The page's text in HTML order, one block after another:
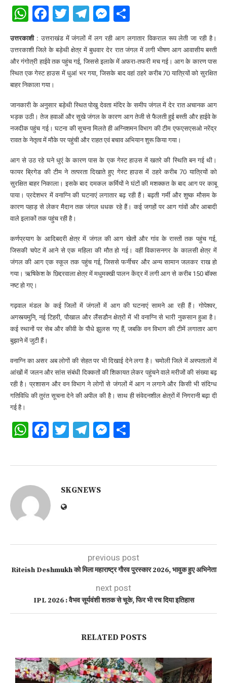
WhatsApp
Facebook
Twitter
Telegram
Messenger
उत्तरकाशी : उत्तराखंड में जंगलों में लग रही आग लगातार विकराल रूप लेती जा रही है।
उत्तरकाशी जिले के बड़ेथी क्षेत्र में बुधवार देर रात जंगल में लगी भीषण आग आवासीय बस्ती
और गंगोत्री हाईवे तक पहुंच गई, जिससे इलाके में अफरा-तफरी मच गई। आग के कारण पास
स्थित एक गेस्ट हाउस में धुआं भर गया, जिसके बाद वहां ठहरे करीब 70 यात्रियों को सुरक्षित
बाहर निकाला गया।
जानकारी के अनुसार बड़ेथी स्थित पोखु देवता मंदिर के समीप जंगल में देर रात अचानक आग
भड़क उठी। तेज हवाओं और सूखे जंगल के कारण आग तेजी से फैलती हुई बस्ती और हाईवे के
नजदीक पहुंच गई। घटना की सूचना मिलते ही अग्निशमन विभाग की टीम एफएसएसओ नरेंद्र
रावत के नेतृत्व में मौके पर पहुंची और राहत एवं बचाव अभियान शुरू किया गया।
आग से उठ रहे घने धुएं के कारण पास के एक गेस्ट हाउस में खतरे की स्थिति बन गई थी।
फायर ब्रिगेड की टीम ने तत्परता दिखाते हुए गेस्ट हाउस में ठहरे करीब 70 यात्रियों को
सुरक्षित बाहर निकाला। इसके बाद दमकल कर्मियों ने घंटों की मशक्कत के बाद आग पर काबू
पाया। प्रदेशभर में वनाग्नि की घटनाएं लगातार बढ़ रही हैं। बढ़ती गर्मी और शुष्क मौसम के
कारण पहाड़ से लेकर मैदान तक जंगल धधक रहे हैं। कई जगहों पर आग गांवों और आबादी
वाले इलाकों तक पहुंच रही है।
कर्णप्रयाग के आदिबदरी क्षेत्र में जंगल की आग खेतों और गांव के रास्तों तक पहुंच गई,
जिसकी चपेट में आने से एक महिला की मौत हो गई। वहीं विकासनगर के कालसी क्षेत्र में
जंगल की आग एक स्कूल तक पहुंच गई, जिससे फर्नीचर और अन्य सामान जलकर राख हो
गया। ऋषिकेश के छिद्दरवाला क्षेत्र में मधुमक्खी पालन केंद्र में लगी आग से करीब 150 बॉक्स
नष्ट हो गए।
गढ़वाल मंडल के कई जिलों में जंगलों में आग की घटनाएं सामने आ रही हैं। गोपेश्वर,
अगस्त्यमुनि, नई टिहरी, पौखाल और लैंसडौन क्षेत्रों में भी वनाग्नि से भारी नुकसान हुआ है।
कई स्थानों पर सेब और कीवी के पौधे झुलस गए हैं, जबकि वन विभाग की टीमें लगातार आग
बुझाने में जुटी हैं।
वनाग्नि का असर अब लोगों की सेहत पर भी दिखाई देने लगा है। चमोली जिले में अस्पतालों में
आंखों में जलन और सांस संबंधी दिक्कतों की शिकायत लेकर पहुंचने वाले मरीजों की संख्या बढ़
रही है। प्रशासन और वन विभाग ने लोगों से जंगलों में आग न लगाने और किसी भी संदिग्ध
गतिविधि की तुरंत सूचना देने की अपील की है। साथ ही संवेदनशील क्षेत्रों में निगरानी बढ़ा दी
गई है।
WhatsApp
Facebook
Twitter
Telegram
Messenger
SKGNEWS
previous post
Riteish Deshmukh को मिला महाराष्ट्र गौरव पुरस्कार 2026, भावुक हुए अभिनेता
next post
IPL 2026 : वैभव सूर्यवंशी शतक से चूके, फिर भी रच दिया इतिहास
RELATED POSTS